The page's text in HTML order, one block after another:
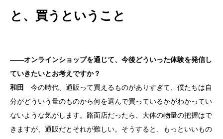
と、買うということ
――オンラインショップを通じて、今後どういった体験を発信し
ていきたいとお考えですか？
和田 今の時代、通販って買えるものがありすぎて、僕たちは自
分がどういう量のものから何を選んで買っているかがわかってい
ないような気がします。路面店だったら、大体の物量の把握はで
きますが、通販だとそれが難しい。そうすると、もっといいもの